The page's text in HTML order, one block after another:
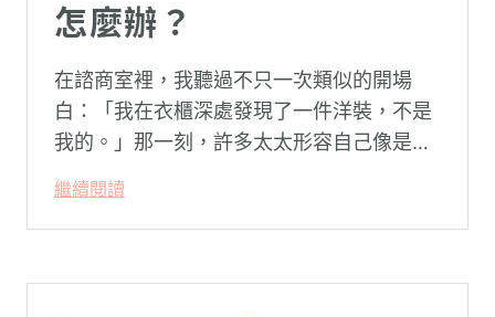
怎麼辦？
在諮商室裡，我聽過不只一次類似的開場
白：「我在衣櫃深處發現了一件洋裝，不是
我的。」那一刻，許多太太形容自己像是踩
陌生。
繼續閱讀